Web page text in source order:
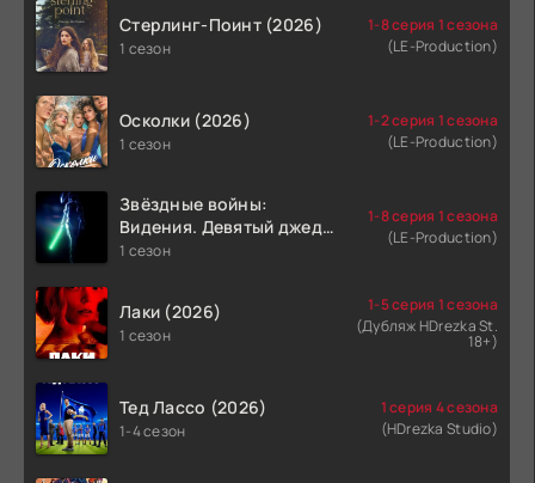
Стерлинг-Поинт (2026)
1 сезон
1-8 серия 1 сезона
(LE-Production)
Осколки (2026)
1 сезон
1-2 серия 1 сезона
(LE-Production)
Звёздные войны:
Видения. Девятый джедай
(2026)
1 сезон
1-8 серия 1 сезона
(LE-Production)
Лаки (2026)
1 сезон
1-5 серия 1 сезона
(Дубляж HDrezka St.
18+)
Тед Лассо (2026)
1-4 сезон
1 серия 4 сезона
(HDrezka Studio)